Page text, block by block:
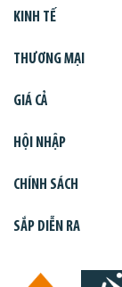
KINH TẾ
THƯƠNG MẠI
GIÁ CẢ
HỘI NHẬP
CHÍNH SÁCH
SẮP DIỄN RA